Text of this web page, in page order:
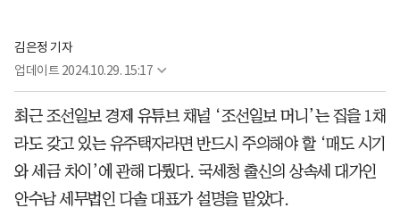
김은정 기자
업데이트 2024.10.29. 15:17
최근 조선일보 경제 유튜브 채널 ‘조선일보 머니’는 집을 1채
라도 갖고 있는 유주택자라면 반드시 주의해야 할 ‘매도 시기
와 세금 차이’에 관해 다뤘다. 국세청 출신의 상속세 대가인
안수남 세무법인 다솔 대표가 설명을 맡았다.